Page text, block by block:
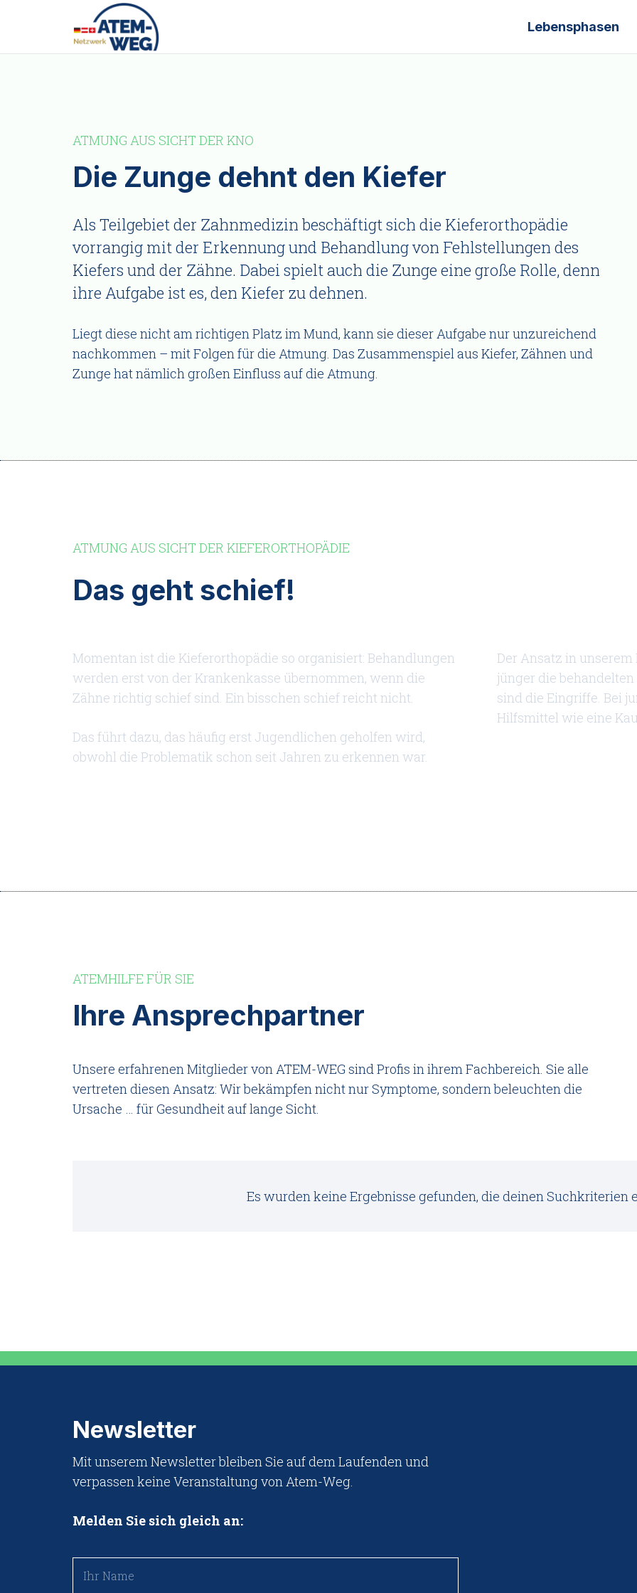
Lebensphasen
ATMUNG AUS SICHT DER KNO
Die Zunge dehnt den Kiefer
Als Teilgebiet der Zahnmedizin beschäftigt sich die Kieferorthopädie
vorrangig mit der Erkennung und Behandlung von Fehlstellungen des
Kiefers und der Zähne. Dabei spielt auch die Zunge eine große Rolle, denn
ihre Aufgabe ist es, den Kiefer zu dehnen.
Liegt diese nicht am richtigen Platz im Mund, kann sie dieser Aufgabe nur unzureichend
nachkommen – mit Folgen für die Atmung. Das Zusammenspiel aus Kiefer, Zähnen und
Zunge hat nämlich großen Einfluss auf die Atmung.
ATMUNG AUS SICHT DER KIEFERORTHOPÄDIE
Das geht schief!
Momentan ist die Kieferorthopädie so organisiert: Behandlungen
werden erst von der Krankenkasse übernommen, wenn die
Zähne richtig schief sind. Ein bisschen schief reicht nicht.
Das führt dazu, das häufig erst Jugendlichen geholfen wird,
obwohl die Problematik schon seit Jahren zu erkennen war.
Der Ansatz in
jünger die
sind die Eingriffe. Bei
Hilfsmittel wie eine
ATEMHILFE FÜR SIE
Ihre Ansprechpartner
Unsere erfahrenen Mitglieder von ATEM-WEG sind Profis in ihrem Fachbereich. Sie alle
vertreten diesen Ansatz: Wir bekämpfen nicht nur Symptome, sondern beleuchten die
Ursache … für Gesundheit auf lange Sicht.
Es wurden keine Ergebnisse gefunden, die deinen Suchkriterien
Newsletter
Mit unserem Newsletter bleiben Sie auf dem Laufenden und
verpassen keine Veranstaltung von Atem-Weg.
Melden Sie sich gleich an: